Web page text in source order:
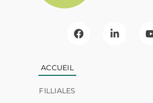
ACCUEIL
FILLIALES